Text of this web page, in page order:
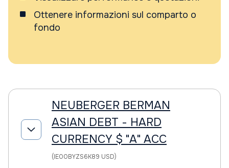
Ottenere informazioni sul comparto o
fondo
NEUBERGER BERMAN
ASIAN DEBT - HARD
CURRENCY $ "A" ACC
(IE00BYZS6K89 USD)